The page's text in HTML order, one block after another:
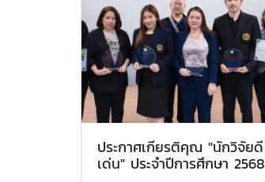
ประกาศเกียรติคุณ "นักวิจัยดี
เด่น" ประจำปีการศึกษา 2568